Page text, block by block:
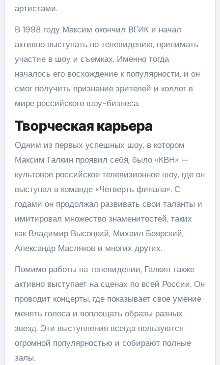
артистами.
В 1998 году Максим окончил ВГИК и начал
активно выступать по телевидению, принимать
участие в шоу и съемках. Именно тогда
началось его восхождение к популярности, и он
смог получить признание зрителей и коллег в
мире российского шоу-бизнеса.
Творческая карьера
Одним из первых успешных шоу, в котором
Максим Галкин проявил себя, было «КВН» —
культовое российское телевизионное шоу, где он
выступал в команде «Четверть финала». С
годами он продолжал развивать свои таланты и
имитировал множество знаменитостей, таких
как Владимир Высоцкий, Михаил Боярский,
Александр Масляков и многих других.
Помимо работы на телевидении, Галкин также
активно выступает на сценах по всей России. Он
проводит концерты, где показывает свое умение
менять голоса и воплощать образы разных
звезд. Эти выступления всегда пользуются
огромной популярностью и собирают полные
залы.